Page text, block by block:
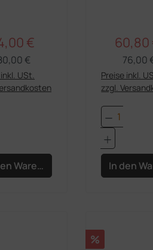
€
€
USt.
Anzahl: Gib den
Warenkorb
60,80
76,00
Preise inkl.
zzgl.
In den
Rabatt
%